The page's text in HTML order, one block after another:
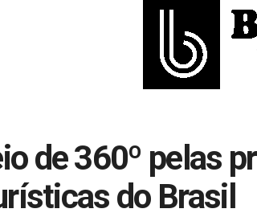
de 360º pelas
do Brasil